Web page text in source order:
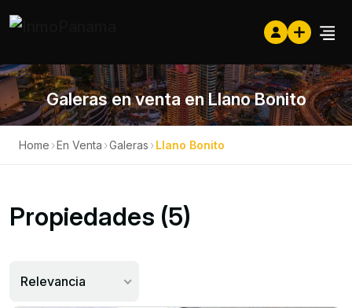
Galeras en venta en Llano Bonito
Home ›En Venta ›Galeras ›Llano Bonito
Propiedades (5)
Relevancia